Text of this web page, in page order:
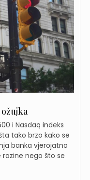
i Nasdaq indeks
tako brzo kako se
banka vjerojatno
nego što se